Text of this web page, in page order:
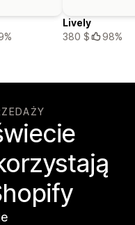
Lively
380 $
98%